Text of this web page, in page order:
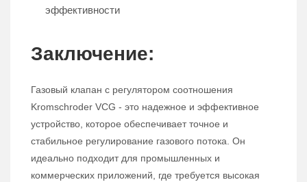
эффективности
Заключение:
Газовый клапан с регулятором соотношения
Kromschroder VCG - это надежное и эффективное
устройство, которое обеспечивает точное и
стабильное регулирование газового потока. Он
идеально подходит для промышленных и
коммерческих приложений, где требуется высокая